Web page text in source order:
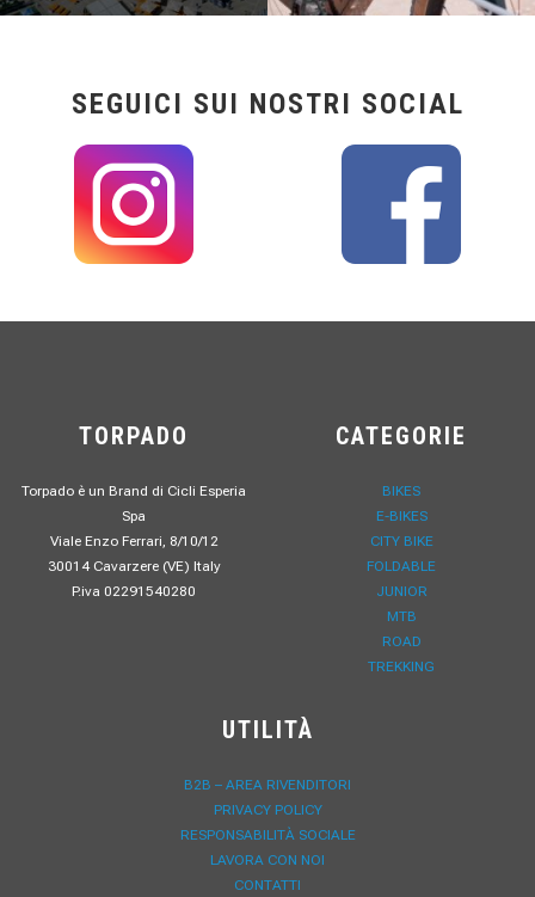
SEGUICI SUI NOSTRI SOCIAL
TORPADO
Torpado è un Brand di Cicli Esperia
Spa
Viale Enzo Ferrari, 8/10/12
30014 Cavarzere (VE) Italy
P.iva 02291540280
CATEGORIE
BIKES
E-BIKES
CITY BIKE
FOLDABLE
JUNIOR
MTB
ROAD
TREKKING
UTILITÀ
B2B – AREA RIVENDITORI
PRIVACY POLICY
RESPONSABILITÀ SOCIALE
LAVORA CON NOI
CONTATTI